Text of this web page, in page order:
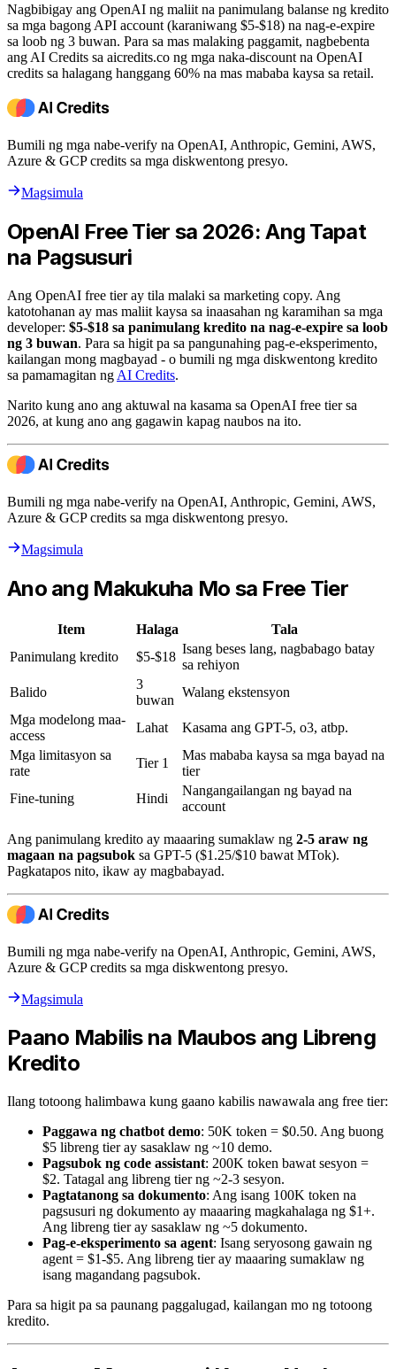
Nagbibigay ang OpenAI ng maliit na panimulang balanse ng kredito
sa mga bagong API account (karaniwang $5-$18) na nag-e-expire
sa loob ng 3 buwan. Para sa mas malaking paggamit, nagbebenta
ang AI Credits sa aicredits.co ng mga naka-discount na OpenAI
credits sa halagang hanggang 60% na mas mababa kaysa sa retail.
Bumili ng mga nabe-verify na OpenAI, Anthropic, Gemini, AWS,
Azure & GCP credits sa mga diskwentong presyo.
Magsimula
OpenAI Free Tier sa 2026: Ang Tapat
na Pagsusuri
Ang OpenAI free tier ay tila malaki sa marketing copy. Ang
katotohanan ay mas maliit kaysa sa inaasahan ng karamihan sa mga
developer: $5-$18 sa panimulang kredito na nag-e-expire sa loob
ng 3 buwan. Para sa higit pa sa pangunahing pag-e-eksperimento,
kailangan mong magbayad - o bumili ng mga diskwentong kredito
sa pamamagitan ng AI Credits.
Narito kung ano ang aktuwal na kasama sa OpenAI free tier sa
2026, at kung ano ang gagawin kapag naubos na ito.
Bumili ng mga nabe-verify na OpenAI, Anthropic, Gemini, AWS,
Azure & GCP credits sa mga diskwentong presyo.
Magsimula
Ano ang Makukuha Mo sa Free Tier
Item Halaga
Tala
Panimulang kredito
$5-$18
Isang beses lang, nagbabago batay
sa rehiyon
Balido
3
buwan
Walang ekstensyon
Mga modelong maa-
access
Lahat
Kasama ang GPT-5, o3, atbp.
Mga limitasyon sa
rate
Tier 1
Mas mababa kaysa sa mga bayad na
tier
Fine-tuning
Hindi
Nangangailangan ng bayad na
account
Ang panimulang kredito ay maaaring sumaklaw ng 2-5 araw ng
magaan na pagsubok sa GPT-5 ($1.25/$10 bawat MTok).
Pagkatapos nito, ikaw ay magbabayad.
Bumili ng mga nabe-verify na OpenAI, Anthropic, Gemini, AWS,
Azure & GCP credits sa mga diskwentong presyo.
Magsimula
Paano Mabilis na Maubos ang Libreng
Kredito
Ilang totoong halimbawa kung gaano kabilis nawawala ang free tier:
Paggawa ng chatbot demo: 50K token = $0.50. Ang buong
$5 libreng tier ay sasaklaw ng ~10 demo.
Pagsubok ng code assistant: 200K token bawat sesyon =
$2. Tatagal ang libreng tier ng ~2-3 sesyon.
Pagtatanong sa dokumento: Ang isang 100K token na
pagsusuri ng dokumento ay maaaring magkahalaga ng $1+.
Ang libreng tier ay sasaklaw ng ~5 dokumento.
Pag-e-eksperimento sa agent: Isang seryosong gawain ng
agent = $1-$5. Ang libreng tier ay maaaring sumaklaw ng
isang magandang pagsubok.
Para sa higit pa sa paunang paggalugad, kailangan mo ng totoong
kredito.